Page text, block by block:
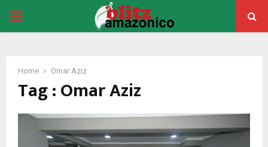
PRIMARY
Home Omar Aziz
Tag : Omar Aziz